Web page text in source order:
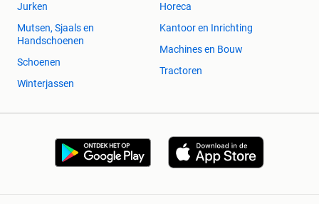
Jurken
Mutsen, Sjaals en
Handschoenen
Schoenen
Winterjassen
Horeca
Kantoor en Inrichting
Machines en Bouw
Tractoren